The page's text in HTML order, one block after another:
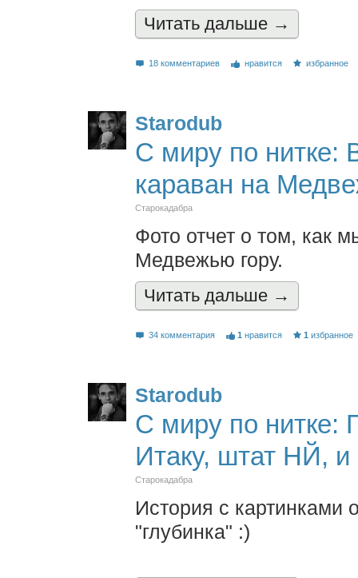
Читать дальшe →
18 комментариев нравится избранное
Starodub
С миру по нитке:
караван на
Старокадабра
Фото отчет о том, как
Медвежью гору.
Читать дальшe →
34 комментария 1 нравится 1 избранное
Starodub
С миру по нитке:
Итаку, штат НЙ, и
Старокадабра
История с картинками
"глубинка" :)